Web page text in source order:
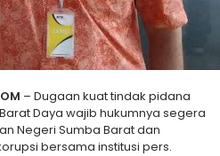
– Dugaan kuat tindak pidana
Daya wajib hukumnya segera
Negeri Sumba Barat dan
bersama institusi pers.